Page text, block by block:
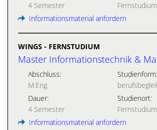
4 Semester
Fernstudium
Informationsmaterial anfordern
WINGS - FERNSTUDIUM
Master Informationstechnik &
Abschluss:
M.Eng.
Studienform:
Dauer:
4 Semester
Studienort:
Fernstudium
Informationsmaterial anfordern